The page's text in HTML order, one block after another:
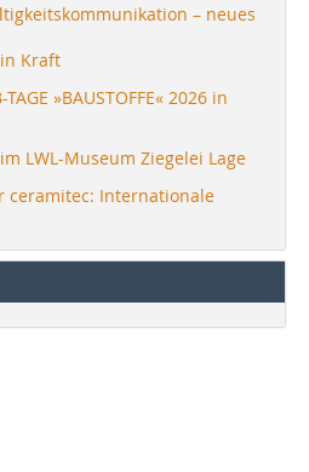
– neues
Kraft
»BAUSTOFFE« 2026 in
LWL-Museum Ziegelei Lage
ceramitec: Internationale